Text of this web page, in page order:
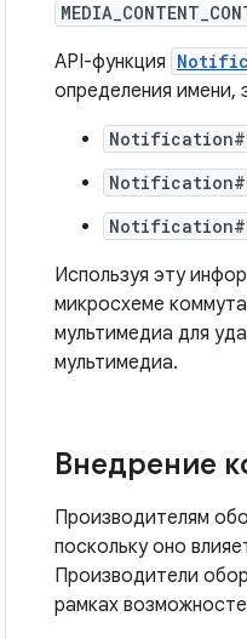
API-функция
определения имени,
Используя эту
микросхеме
мультимедиа для
мультимедиа.
Внедрение
Производителям
поскольку оно
Производители
рамках